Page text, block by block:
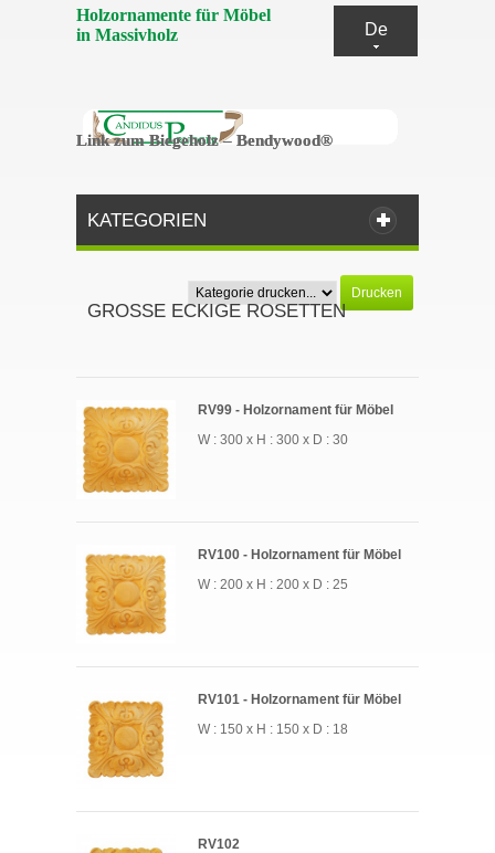
De
Holzornamente für Möbel
in Massivholz
Link zum Biegeholz – Bendywood®
Link zum Biegeholz – Bendywood®
KATEGORIEN
Drucken
GROSSE ECKIGE ROSETTEN
RV99 - Holzornament für Möbel
W : 300 x H : 300 x D : 30
RV100 - Holzornament für Möbel
W : 200 x H : 200 x D : 25
RV101 - Holzornament für Möbel
W : 150 x H : 150 x D : 18
RV102